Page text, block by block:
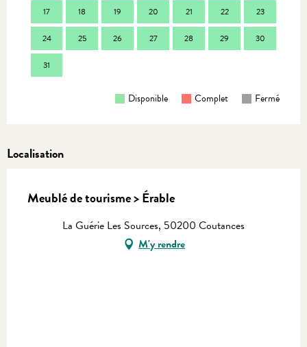
17 18 19 20 21 22 23
24 25 26 27 28 29 30
31
Disponible Complet Fermé
Localisation
Meublé de tourisme > Érable
La Guérie Les Sources, 50200 Coutances
M'y rendre